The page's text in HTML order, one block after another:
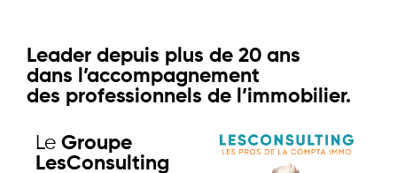
Leader depuis plus de 20 ans
dans l’accompagnement
des professionnels de l’immobilier.
Le Groupe
LesConsulting